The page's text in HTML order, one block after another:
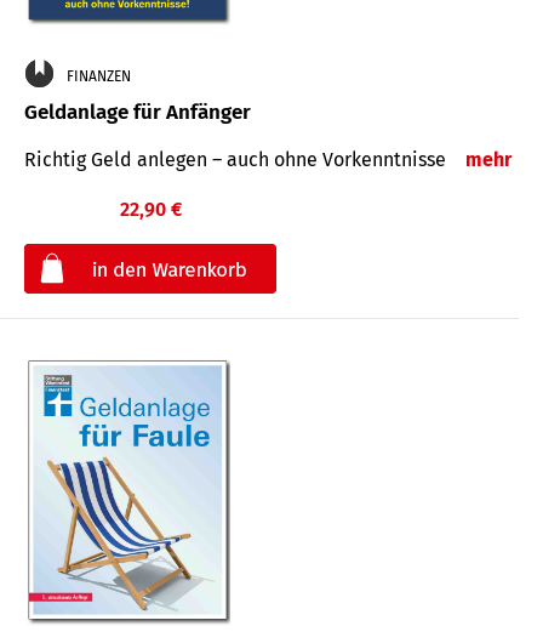
FINANZEN
Geldanlage für Anfänger
Richtig Geld anlegen – auch ohne Vorkenntnisse mehr
22,90 €